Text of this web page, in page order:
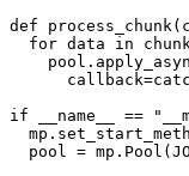
def
if __name__ ==